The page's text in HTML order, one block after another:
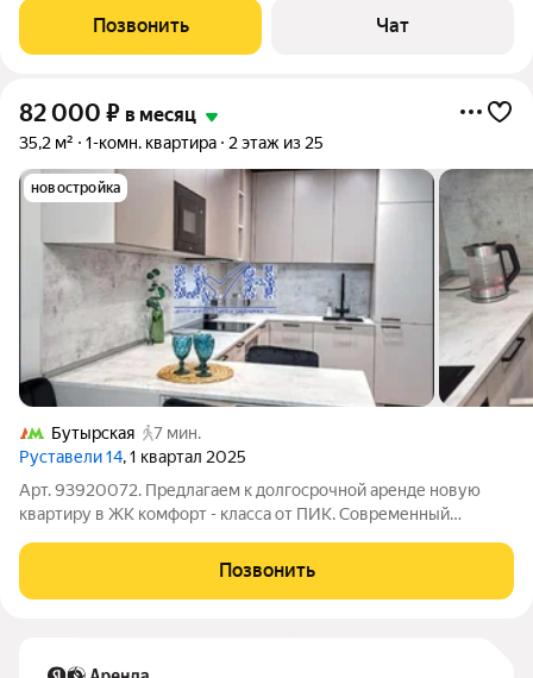
oдин гpузoвой лифт. Для удoбства жильцoв пpедуcмoтpeнa
подземнaя пapкoвкa и oткрытая тeрритоpия
Позвонить Чат
82 000 ₽ в месяц
35,2 м² 1-комн. квартира 2 этаж из 25
новостройка
Бутырская
7 мин.
Руставели 14, 1 квартал 2025
Арт. 93920072. Предлагаем к долгосрочной аренде новую
квартиру в ЖК комфорт - класса от ПИК. Современный
стиральная и посудомоечные машины, духовой шкаф, СВЧ,
телевизор, кондиционеры в каждой
Позвонить